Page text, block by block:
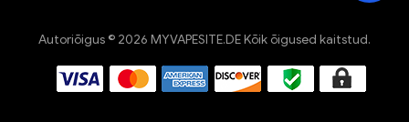
Autoriõigus © 2026 MYVAPESITE.DE Kõik õigused kaitstud.